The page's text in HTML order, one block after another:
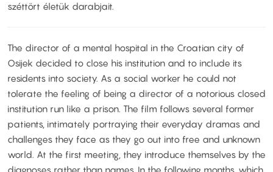
széttört életük darabjait.
The director of a mental hospital in the Croatian city of
Osijek decided to close his institution and to include its
residents into society. As a social worker he could not
tolerate the feeling of being a director of a notorious closed
institution run like a prison. The film follows several former
patients, intimately portraying their everyday dramas and
challenges they face as they go out into free and unknown
world. At the first meeting, they introduce themselves by the
diagnoses rather than names. In the following months, which